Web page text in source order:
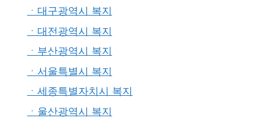
ㆍ대구광역시 복지
ㆍ대전광역시 복지
ㆍ부산광역시 복지
ㆍ서울특별시 복지
ㆍ세종특별자치시 복지
ㆍ울산광역시 복지